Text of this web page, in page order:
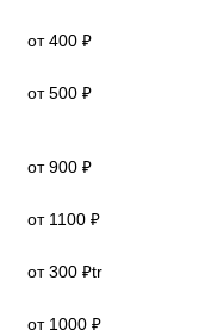
от 400 ₽
от 500 ₽
от 900 ₽
от 1100 ₽
от 300 ₽tr
от 1000 ₽